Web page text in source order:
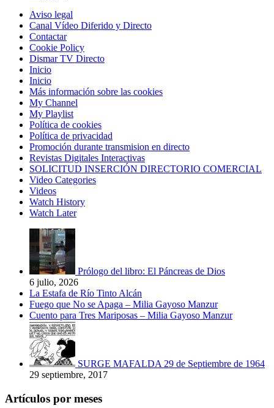
Aviso legal
Canal Vídeo Diferido y Directo
Contactar
Cookie Policy
Dismar TV Directo
Inicio
Inicio
Más información sobre las cookies
My Channel
My Playlist
Política de cookies
Política de privacidad
Promoción durante transmision en directo
Revistas Digitales Interactivas
SOLICITUD INSERCIÓN DIRECTORIO COMERCIAL
Video Categories
Videos
Watch History
Watch Later
Prólogo del libro: El Páncreas de Dios
6 julio, 2026
La Estafa de Río Tinto Alcán
Fuego que No se Apaga – Milia Gayoso Manzur
Cuento para Tres Mariposas – Milia Gayoso Manzur
SURGE MAFALDA 29 de Septiembre de 1964
29 septiembre, 2017
Artículos por meses